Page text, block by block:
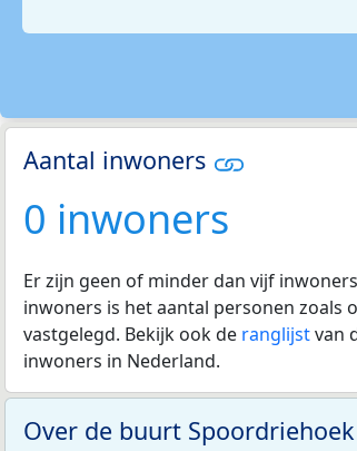
Aantal inwoners
0 inwoners
Er zijn geen of minder dan vijf
inwoners is het aantal personen zoals
vastgelegd. Bekijk ook de ranglijstvan
inwoners in Nederland.
Over de buurt Spoordriehoek